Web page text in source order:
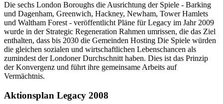
Die sechs London Boroughs die Ausrichtung der Spiele - Barking
und Dagenham, Greenwich, Hackney, Newham, Tower Hamlets
und Waltham Forest - veröffentlicht Pläne für Legacy im Jahr 2009
wurde in der Strategic Regeneration Rahmen umrissen, die das Ziel
enthalten, dass bis 2030 die Gemeinden Hosting Die Spiele würden
die gleichen sozialen und wirtschaftlichen Lebenschancen als
zumindest der Londoner Durchschnitt haben. Dies ist das Prinzip
der Konvergenz und führt ihre gemeinsame Arbeits auf
Vermächtnis.
Aktionsplan Legacy 2008